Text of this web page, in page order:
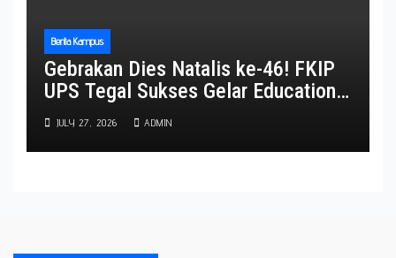
Berita Kampus
Gebrakan Dies Natalis ke-46! FKIP
UPS Tegal Sukses Gelar Education
Expo 2026, Ribuan Pengunjung
Padati Kampus dan Delegasi
Internasional Turut Meriahkan Acara
JULY 27, 2026 ADMIN